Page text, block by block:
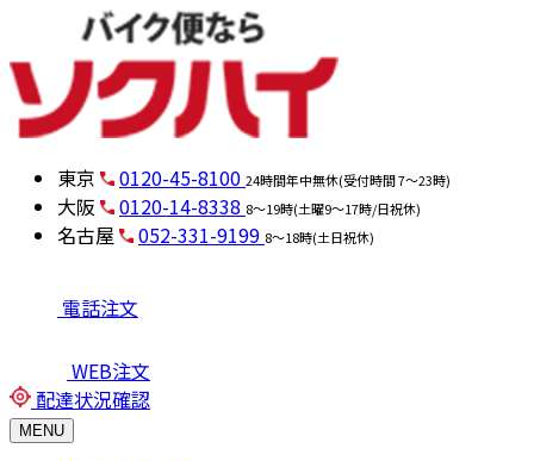
東京 0120-45-8100 24時間年中無休(受付時間 7～23時)
大阪 0120-14-8338 8～19時(土曜9～17時/日祝休)
名古屋 052-331-9199 8～18時(土日祝休)
電話注文
WEB注文
配達状況確認
MENU